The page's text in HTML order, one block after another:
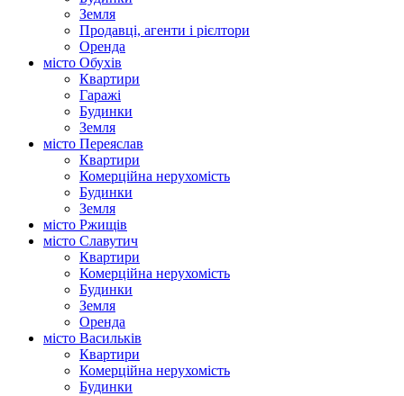
Земля
Продавці, агенти і рієлтори
Оренда
місто Обухів
Квартири
Гаражі
Будинки
Земля
місто Переяслав
Квартири
Комерційна нерухомість
Будинки
Земля
місто Ржищів
місто Славутич
Квартири
Комерційна нерухомість
Будинки
Земля
Оренда
місто Василькiв
Квартири
Комерційна нерухомість
Будинки